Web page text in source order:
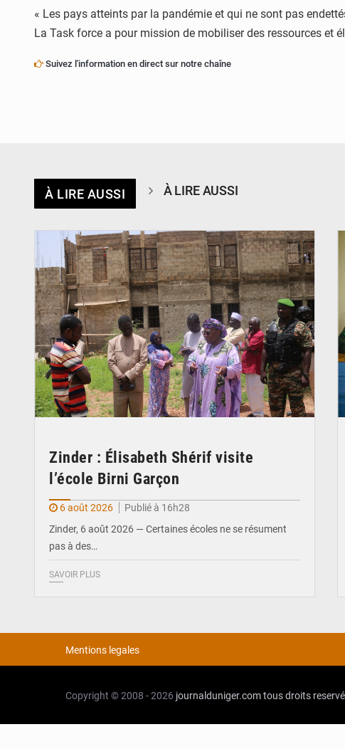
« Les pays atteints par la pandémie et qui ne sont pas
La Task force a pour mission de mobiliser des ressources et
Suivez l'information en direct sur notre chaîne
À LIRE AUSSI À LIRE AUSSI
Zinder : Élisabeth Shérif visite
l’école Birni Garçon
6 août 2026
Publié à 16h28
Zinder, 6 août 2026 — Certaines écoles ne se résument
pas à des…
SAVOIR PLUS
Mentions legales
Copyright © 2008 - 2026 journalduniger.comtous droits